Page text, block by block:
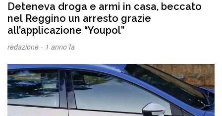
Deteneva droga e armi in casa, beccato
nel Reggino un arresto grazie
all’applicazione “Youpol”
redazione - 1 anno fa